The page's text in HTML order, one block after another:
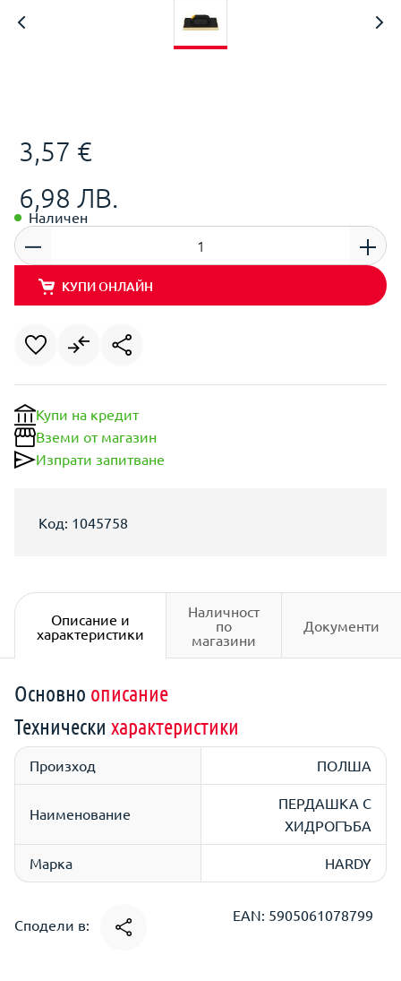
3,57 €
6,98 ЛВ.
Наличен
КУПИ ОНЛАЙН
Купи на кредит
Вземи от магазин
Изпрати запитване
Код: 1045758
Описание и
характеристики
Наличност
по
магазини
Документи
Основно описание
Технически характеристики
Произход ПОЛША
Наименование
ПЕРДАШКА С
ХИДРОГЪБА
Марка HARDY
Сподели в:
EAN: 5905061078799